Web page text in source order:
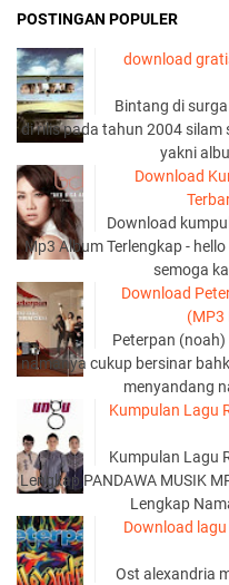
POSTINGAN POPULER
download
Bintang di
di rilis pada tahun 2004 silam
yakni
Download
Download
Mp3 Album Terlengkap -
semoga
Download
(MP3
Peterpan
namanya cukup bersinar
menyandang
Kumpulan Lagu
Kumpulan Lagu
Lengkap PANDAWA MUSIK
Lengkap
Download
Ost alexandria